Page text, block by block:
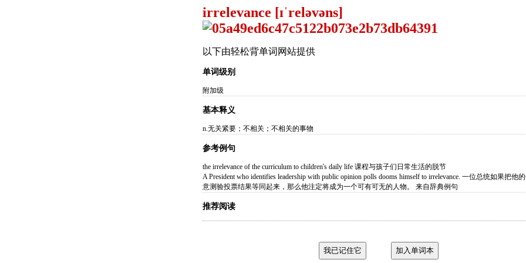
irrelevance [ɪˈreləvəns]
以下由轻松背单词网站提供
单词级别
附加级
基本释义
n.无关紧要；不相关；不相关的事物
参考例句
the irrelevance of the curriculum to children's daily life 课程与孩子们日常生活的脱节
A President who identifies leadership with public opinion polls dooms himself to irrelevance. 一位总统如果把他
意测验投票结果等同起来，那么他注定将成为一个可有可无的人物。 来自辞典例句
推荐阅读